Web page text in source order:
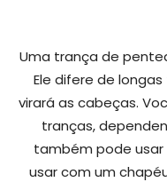
Uma trança de
Ele difere de
virará as cabeças.
tranças,
também pode
usar com um